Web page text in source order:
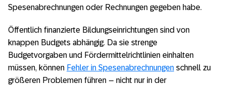
Spesenabrechnungen oder Rechnungen gegeben habe.
Öffentlich finanzierte Bildungseinrichtungen sind von
knappen Budgets abhängig. Da sie strenge
Budgetvorgaben und Fördermittelrichtlinien einhalten
müssen, können Fehler in Spesenabrechnungen schnell zu
größeren Problemen führen – nicht nur in der